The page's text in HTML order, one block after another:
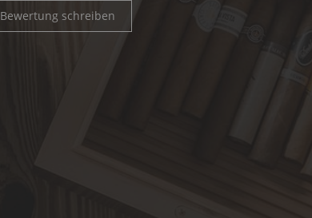
Bewertung schreiben